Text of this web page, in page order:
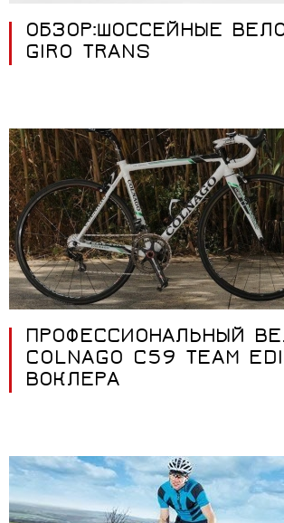
ОБЗОР:ШОССЕЙНЫЕ
GIRO TRANS
ПРОФЕССИОНАЛЬНЫЙ
COLNAGO C59 TEAM
ВОКЛЕРА